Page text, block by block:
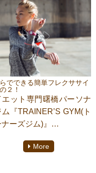
でできる簡単フレクササイ
２！
エット専門曙橋パーソナ
ム『TRAINER’S GYM(ト
ーズジム)』
ております【清瀬 淳】が
More